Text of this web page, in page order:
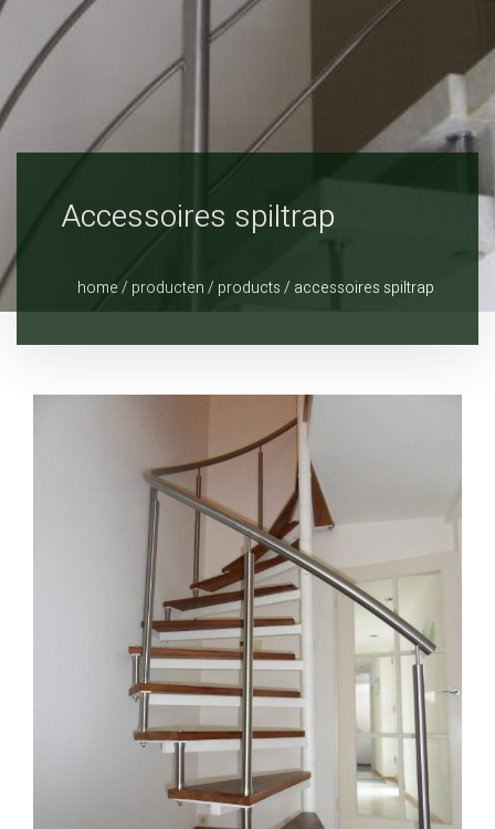
Accessoires spiltrap
home/ producten/ products/ accessoires spiltrap